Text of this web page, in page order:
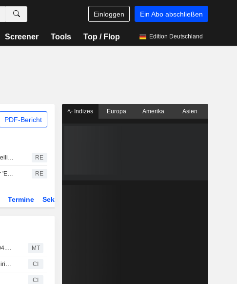
Einloggen Ein Abo abschließen
Screener Tools Top / Flop Edition Deutschland
PDF-Bericht
Rockstar-Energy-Gründer baut Beteiligung an Celsius aus, will CEO-Posten übernehmen, berichtet CNBC RE
Indischer Regulator hält an Frist für 'Energy-Drink'-Kennzeichnung fest und verunsichert Unternehmen, sagen Quellen RE
Termine Sektor
Pepsico-Insider verkaufte laut aktueller SEC-Meldung Aktien im Wert von 404.674 USD MT
PepsiCo ernennt Tanvi Swami zur Marketingdirektorin für Pepsi, 7UP und Mirinda CI
CI
Indizes Europa Amerika Asien